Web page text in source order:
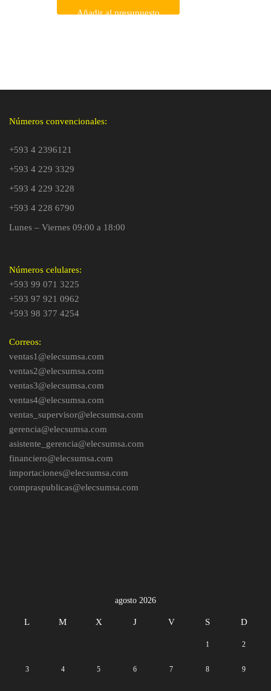
Añadir al presupuesto
Números convencionales:
+593 4 2396121
+593 4 229 3329
+593 4 229 3228
+593 4 228 6790
Lunes – Viernes 09:00 a 18:00
Números celulares:
+593 99 071 3225
+593 97 921 0962
+593 98 377 4254
Correos:
ventas1@elecsumsa.com
ventas2@elecsumsa.com
ventas3@elecsumsa.com
ventas4@elecsumsa.com
ventas_supervisor@elecsumsa.com
gerencia@elecsumsa.com
asistente_gerencia@elecsumsa.com
financiero@elecsumsa.com
importaciones@elecsumsa.com
compraspublicas@elecsumsa.com
agosto 2026
L M X J V S D
1 2
3 4 5 6 7 8 9